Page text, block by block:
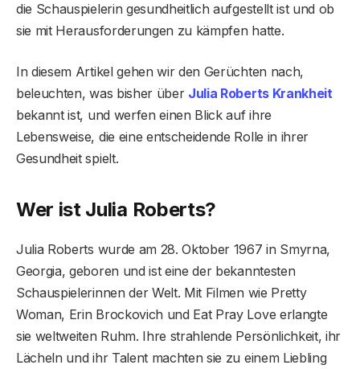
die Schauspielerin gesundheitlich aufgestellt ist und ob
sie mit Herausforderungen zu kämpfen hatte.
In diesem Artikel gehen wir den Gerüchten nach,
beleuchten, was bisher über Julia Roberts Krankheit
bekannt ist, und werfen einen Blick auf ihre
Lebensweise, die eine entscheidende Rolle in ihrer
Gesundheit spielt.
Wer ist Julia Roberts?
Julia Roberts wurde am 28. Oktober 1967 in Smyrna,
Georgia, geboren und ist eine der bekanntesten
Schauspielerinnen der Welt. Mit Filmen wie Pretty
Woman, Erin Brockovich und Eat Pray Love erlangte
sie weltweiten Ruhm. Ihre strahlende Persönlichkeit, ihr
Lächeln und ihr Talent machten sie zu einem Liebling